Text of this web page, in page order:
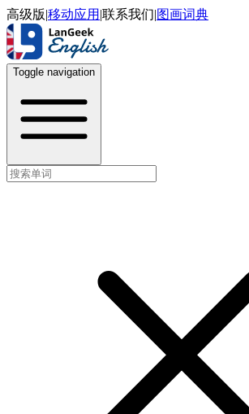
高级版|移动应用 |联系我们|图画词典
Toggle navigation